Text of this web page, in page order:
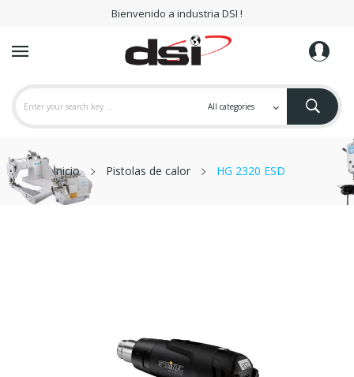
Bienvenido a industria DSI !
Inicio Pistolas de calor HG 2320 ESD